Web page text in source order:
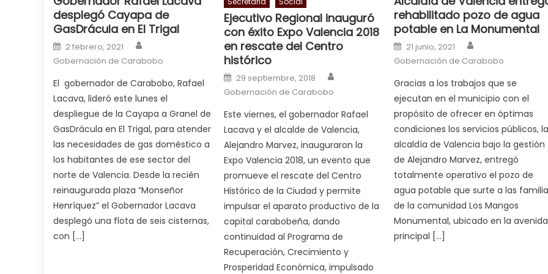
nice
milf
in
squirting,
आपक
ह
भ
क
स
आपक
desplegó Cayapa de
GasDrácula en El Trigal
Posted on
2 febrero, 2021
Gobernación de Carabobo
El gobernador de Carabobo, Rafael
Lacava, lideró este lunes el
despliegue de la Cayapa a Granel de
GasDrácula en El Trigal, para atender
las necesidades de gas doméstico a
los habitantes de ese sector del
norte de Valencia. Desde la recién
reinaugurada plaza “Monseñor
Henríquez” el Gobernador Lacava
desplegó una flota de seis cisternas,
con […]
Ejecutivo Regional inauguró
con éxito Expo Valencia 2018
en rescate del Centro
histórico
Posted on
29 septiembre, 2018
Gobernación de Carabobo
Este viernes, el gobernador Rafael
Lacava y el alcalde de Valencia,
Alejandro Marvez, inauguraron la
Expo Valencia 2018, un evento que
promueve el rescate del Centro
Histórico de la Ciudad y permite
impulsar el aparato productivo de la
capital carabobeña, dando
continuidad al Programa de
Recuperación, Crecimiento y
Prosperidad Económica, impulsado
rehabilitado pozo de agua
potable en La Monumental
Posted on
21 junio, 2021
Gobernación de Carabobo
Gracias a los trabajos que se
ejecutan en el municipio con el
propósito de ofrecer en óptimas
condiciones los servicios públicos, la
alcaldía de Valencia bajo la gestión
de Alejandro Marvez, entregó
totalmente operativo el pozo de
agua potable que surte a las
de la comunidad Los Mangos
Monumental, ubicado en la avenida
principal […]